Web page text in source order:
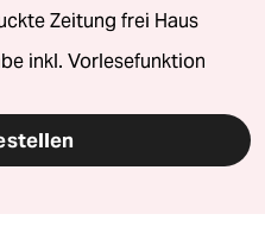
Zeitung frei Haus
inkl. Vorlesefunktion